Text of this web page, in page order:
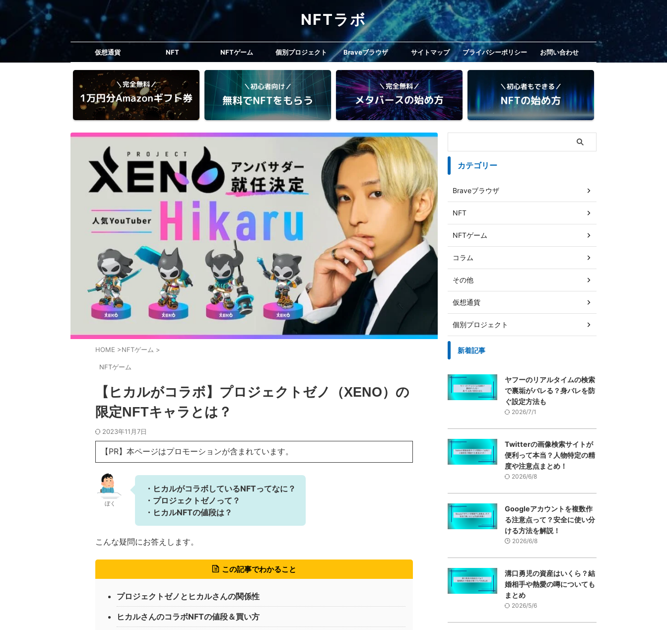
NFTラボ
仮想通貨 NFT NFTゲーム 個別プロジェクト Braveブラウザ サイトマップ プライバシーポリシー お問い合わせ
HOME >NFTゲーム >
NFTゲーム
【ヒカルがコラボ】プロジェクトゼノ（XENO）の
限定NFTキャラとは？
2023年11月7日
【PR】本ページはプロモーションが含まれています。
ぼく
・ヒカルがコラボしているNFTってなに？
・プロジェクトゼノって？
・ヒカルNFTの値段は？
こんな疑問にお答えします。
この記事でわかること
プロジェクトゼノとヒカルさんの関係性
ヒカルさんのコラボNFTの値段＆買い方
カテゴリー
Braveブラウザ
NFT
NFTゲーム
コラム
その他
仮想通貨
個別プロジェクト
新着記事
ヤフーのリアルタイムの検索
で裏垢がバレる？身バレを防
ぐ設定方法も
2026/7/1
Twitterの画像検索サイトが
便利って本当？人物特定の精
度や注意点まとめ！
2026/6/8
Googleアカウントを複数作
る注意点って？安全に使い分
ける方法を解説！
2026/6/8
溝口勇児の資産はいくら？結
婚相手や熱愛の噂についても
まとめ
2026/5/6